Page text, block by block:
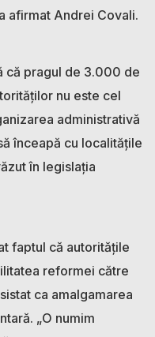
afirmat Andrei Covali.
că pragul de 3.000 de
nu este cel
administrativă
înceapă cu localitățile
în legislația
faptul că autoritățile
reformei către
ca amalgamarea
„O numim